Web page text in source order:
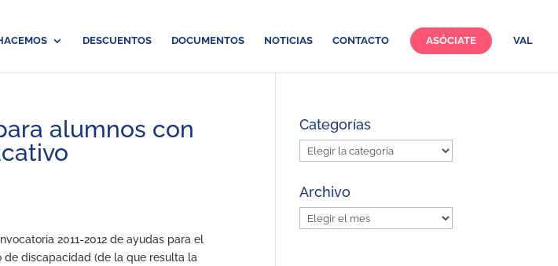
DESCUENTOS DOCUMENTOS NOTICIAS CONTACTO ASÓCIATE VAL
alumnos con
2011-2012 de ayudas para el
discapacidad (de la que resulta la
Categorías
Categorías
Archivo
Archivo